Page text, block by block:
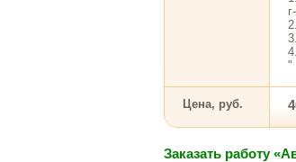
"
Цена, руб.
Заказать работу